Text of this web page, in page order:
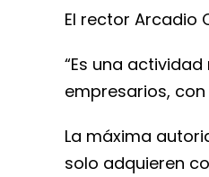
El rector Arcadio
“Es una
empresarios,
La máxima
solo adquieren